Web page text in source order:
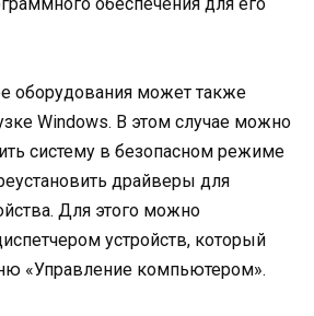
оборудования может также
Windows. В этом случае можно
систему в безопасном режиме
драйверы для
Для этого можно
устройств, который
«Управление компьютером».